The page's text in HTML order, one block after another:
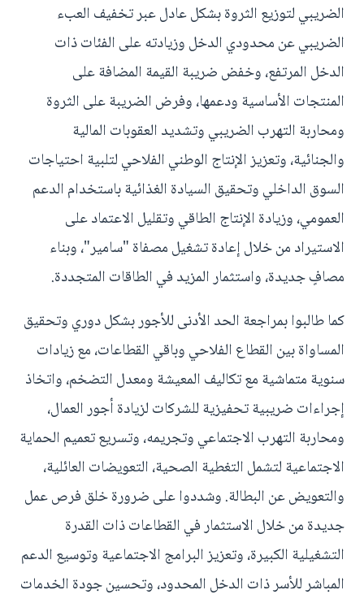
الضريبي لتوزيع الثروة بشكل عادل عبر تخفيف العبء
الضريبي عن محدودي الدخل وزيادته على الفئات ذات
الدخل المرتفع، وخفض ضريبة القيمة المضافة على
المنتجات الأساسية ودعمها، وفرض الضريبة على الثروة
ومحاربة التهرب الضريبي وتشديد العقوبات المالية
والجنائية، وتعزيز الإنتاج الوطني الفلاحي لتلبية احتياجات
السوق الداخلي وتحقيق السيادة الغذائية باستخدام الدعم
العمومي، وزيادة الإنتاج الطاقي وتقليل الاعتماد على
الاستيراد من خلال إعادة تشغيل مصفاة "سامير"، وبناء
مصافٍ جديدة، واستثمار المزيد في الطاقات المتجددة.
كما طالبوا بمراجعة الحد الأدنى للأجور بشكل دوري وتحقيق
المساواة بين القطاع الفلاحي وباقي القطاعات، مع زيادات
سنوية متماشية مع تكاليف المعيشة ومعدل التضخم، واتخاذ
إجراءات ضريبية تحفيزية للشركات لزيادة أجور العمال،
ومحاربة التهرب الاجتماعي وتجريمه، وتسريع تعميم الحماية
الاجتماعية لتشمل التغطية الصحية، التعويضات العائلية،
والتعويض عن البطالة. وشددوا على ضرورة خلق فرص عمل
جديدة من خلال الاستثمار في القطاعات ذات القدرة
التشغيلية الكبيرة، وتعزيز البرامج الاجتماعية وتوسيع الدعم
المباشر للأسر ذات الدخل المحدود، وتحسين جودة الخدمات